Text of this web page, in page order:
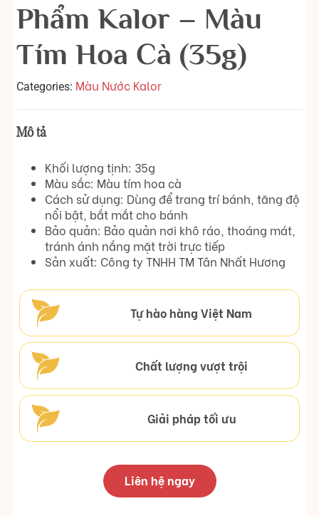
Phẩm Kalor – Màu
Tím Hoa Cà (35g)
Categories: Màu Nước Kalor
Mô tả
Khối lượng tịnh: 35g
Màu sắc: Màu tím hoa cà
Cách sử dụng: Dùng để trang trí bánh, tăng độ
nổi bật, bắt mắt cho bánh
Bảo quản: Bảo quản nơi khô ráo, thoáng mát,
tránh ánh nắng mặt trời trực tiếp
Sản xuất: Công ty TNHH TM Tân Nhất Hương
Tự hào hàng Việt Nam
Chất lượng vượt trội
Giải pháp tối ưu
Liên hệ ngay